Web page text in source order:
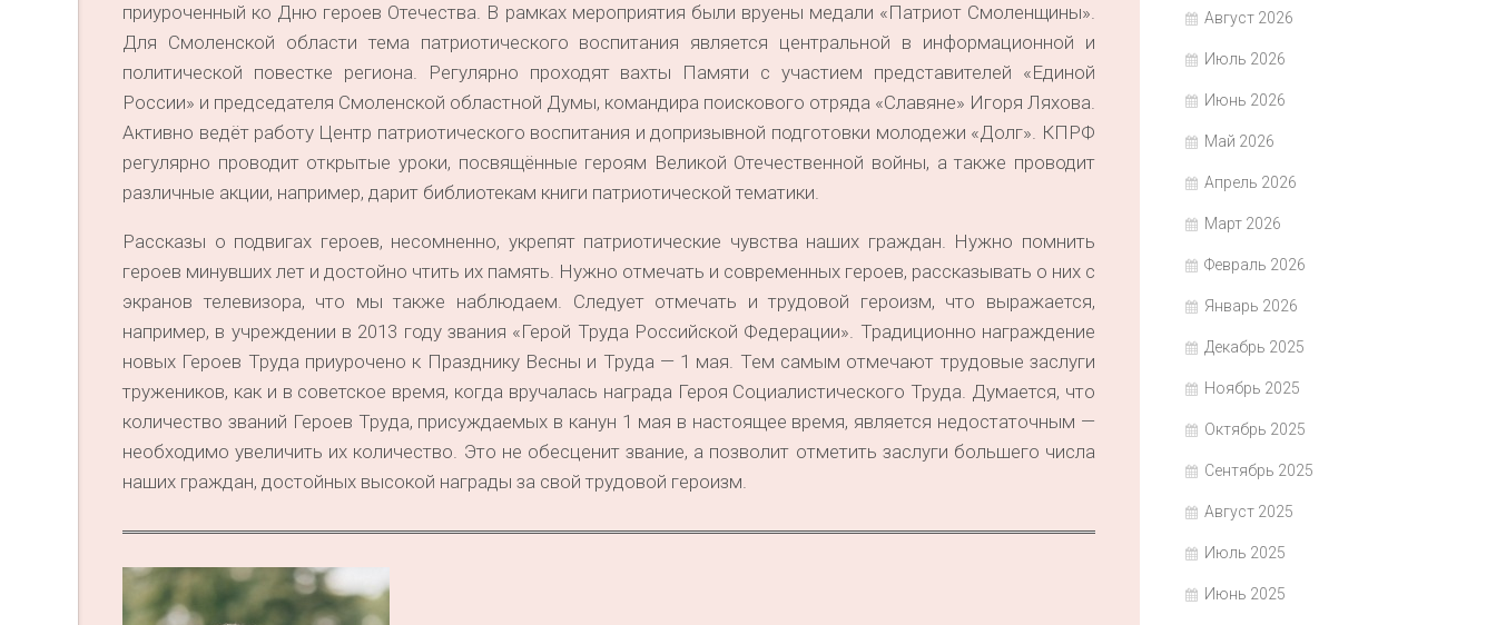
приуроченный ко Дню героев Отечества. В рамках мероприятия были вруены медали «Патриот Смоленщины».
Для Смоленской области тема патриотического воспитания является центральной в информационной и
политической повестке региона. Регулярно проходят вахты Памяти с участием представителей «Единой
России» и председателя Смоленской областной Думы, командира поискового отряда «Славяне» Игоря Ляхова.
Активно ведёт работу Центр патриотического воспитания и допризывной подготовки молодежи «Долг». КПРФ
регулярно проводит открытые уроки, посвящённые героям Великой Отечественной войны, а также проводит
различные акции, например, дарит библиотекам книги патриотической тематики.
Рассказы о подвигах героев, несомненно, укрепят патриотические чувства наших граждан. Нужно помнить
героев минувших лет и достойно чтить их память. Нужно отмечать и современных героев, рассказывать о них с
экранов телевизора, что мы также наблюдаем. Следует отмечать и трудовой героизм, что выражается,
например, в учреждении в 2013 году звания «Герой Труда Российской Федерации». Традиционно награждение
новых Героев Труда приурочено к Празднику Весны и Труда — 1 мая. Тем самым отмечают трудовые заслуги
тружеников, как и в советское время, когда вручалась награда Героя Социалистического Труда. Думается, что
количество званий Героев Труда, присуждаемых в канун 1 мая в настоящее время, является недостаточным —
необходимо увеличить их количество. Это не обесценит звание, а позволит отметить заслуги большего числа
наших граждан, достойных высокой награды за свой трудовой героизм.
Август 2026
Июль 2026
Июнь 2026
Май 2026
Апрель 2026
Март 2026
Февраль 2026
Январь 2026
Декабрь 2025
Ноябрь 2025
Октябрь 2025
Сентябрь 2025
Август 2025
Июль 2025
Июнь 2025